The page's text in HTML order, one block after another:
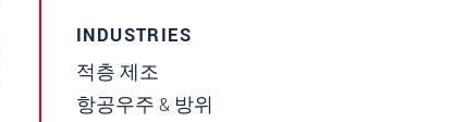
INDUSTRIES
적층 제조
항공우주 & 방위